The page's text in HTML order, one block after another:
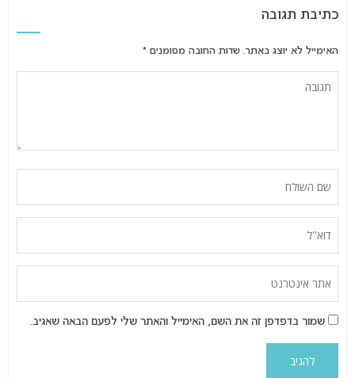
כתיבת תגובה
האימייל לא יוצג באתר. שדות החובה מסומנים *
שמור בדפדפן זה את השם, האימייל והאתר שלי לפעם הבאה שאגיב.